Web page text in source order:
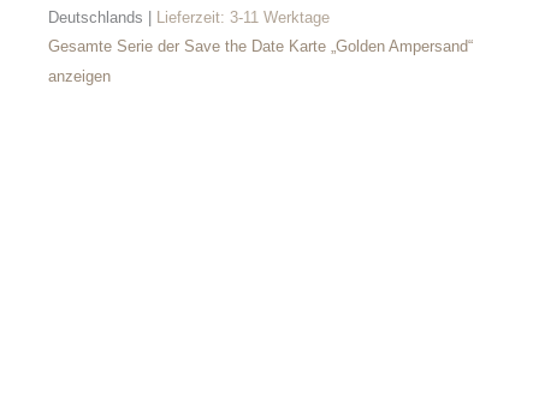
Deutschlands |
Lieferzeit: 3-11 Werktage
Gesamte Serie der Save the Date Karte „Golden Ampersand“
anzeigen